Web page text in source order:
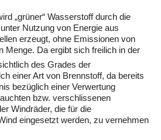
„grüner“ Wasserstoff durch die
Nutzung von Energie aus
erzeugt, ohne Emissionen von
Menge. Da ergibt sich freilich in der
des Grades der
einer Art von Brennstoff, da bereits
bezüglich einer Verwertung
bzw. verschlissenen
Windräder, die für die
eingesetzt werden, zu vernehmen